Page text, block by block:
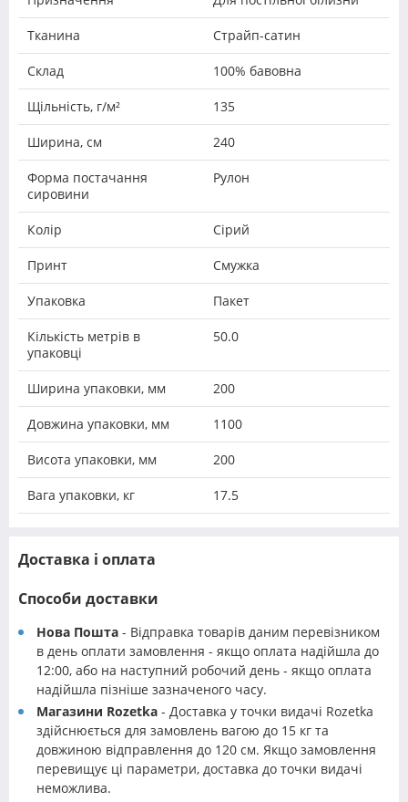
Тканина Страйп-сатин
Склад 100% бавовна
Щільність, г/м² 135
Ширина, см 240
Форма постачання
сировини
Рулон
Колір Сірий
Принт Смужка
Упаковка Пакет
Кількість метрів в
упаковці
50.0
Ширина упаковки, мм 200
Довжина упаковки, мм 1100
Висота упаковки, мм 200
Вага упаковки, кг 17.5
Доставка і оплата
Способи доставки
Нова Пошта - Відправка товарів даним перевізником
в день оплати замовлення - якщо оплата надійшла до
12:00, або на наступний робочий день - якщо оплата
надійшла пізніше зазначеного часу.
Магазини Rozetka - Доставка у точки видачі Rozetka
здійснюється для замовлень вагою до 15 кг та
довжиною відправлення до 120 см. Якщо замовлення
перевищує ці параметри, доставка до точки видачі
неможлива.